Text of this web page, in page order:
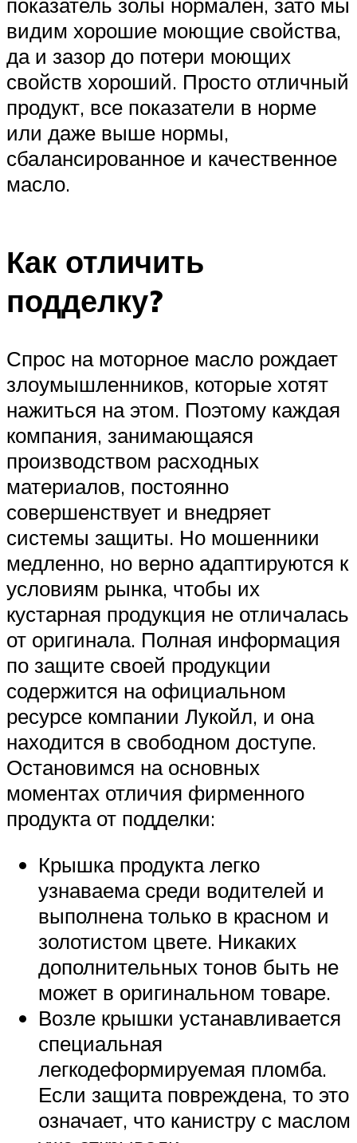
видим хорошие моющие свойства,
да и зазор до потери моющих
свойств хороший. Просто отличный
продукт, все показатели в норме
или даже выше нормы,
сбалансированное и качественное
масло.
Как отличить
подделку?
Спрос на моторное масло рождает
злоумышленников, которые хотят
нажиться на этом. Поэтому каждая
компания, занимающаяся
производством расходных
материалов, постоянно
совершенствует и внедряет
системы защиты. Но мошенники
медленно, но верно адаптируются к
условиям рынка, чтобы их
кустарная продукция не отличалась
от оригинала. Полная информация
по защите своей продукции
содержится на официальном
ресурсе компании Лукойл, и она
находится в свободном доступе.
Остановимся на основных
моментах отличия фирменного
продукта от подделки:
Крышка продукта легко
узнаваема среди водителей и
выполнена только в красном и
золотистом цвете. Никаких
дополнительных тонов быть не
может в оригинальном товаре.
Возле крышки устанавливается
специальная
легкодеформируемая пломба.
Если защита повреждена, то это
означает, что канистру с маслом